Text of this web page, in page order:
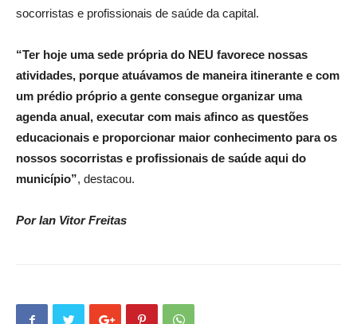
socorristas e profissionais de saúde da capital.
“Ter hoje uma sede própria do NEU favorece nossas
atividades, porque atuávamos de maneira itinerante e com
um prédio próprio a gente consegue organizar uma
agenda anual, executar com mais afinco as questões
educacionais e proporcionar maior conhecimento para os
nossos socorristas e profissionais de saúde aqui do
município”, destacou.
Por Ian Vitor Freitas